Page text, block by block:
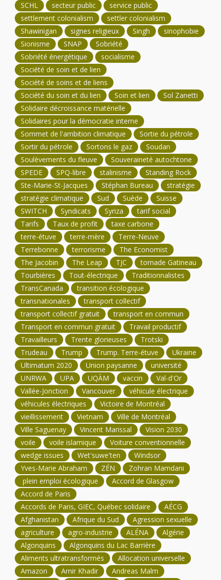
SCHL
secteur public
service public
settlement colonialism
settler colonialism
Shawinigan
signes religieux Singh
sinophobie
Sionisme
SNAP
Sobriété
Sobriété énergétique
socialisme
Société de soin et de lien
Société de soins et de liens
Société du soin et du lien
Soin et lien
Sol Zanetti
Solidaire décroissance matérielle
Solidaires pour la démocratie interne
Sommet de l'ambition climatique
Sortie du pétrole
Sortir du pétrole
Sortons le gaz
Soudan
Soulèvements du fleuve
Souveraineté autochtone
SPEDE
SPQ-libre stalinisme
Standing Rock
Ste-Marie-St-Jacques
Stéphan Bureau
stratégie
stratégie climatique
Sud Suède
Suisse
SWITCH
Syndicats Syriza
tarif social
Tarifs
Taux de profit
taxe carbone
terre-étuve
terre-mère
Terre-Neuve
Terrebonne
terrorisme
The Economist
The Jacobin
The Leap TJC
tornade Gatineau
Tourbières
Tout-électrique
Traditionnalistes
TransCanada
transition écologique
transnationales
transport collectif
transport collectif gratuit
transport en commun
Transport en commun gratuit
Travail productif
Travailleurs
Trente glorieuses
Trotski
Trudeau
Trump Trump. Terre-étuve
Ukraine
Ultimatum 2020
Union paysanne
université
UNRWA
UPA UQÀM vaccin
Val-d'Or
Vallée-Jonction
Vancouver
véhicule électrique
véhicules électriques
Victoire de Montréal
vieillissement
Vietnam
Ville de Montréal
Ville Saguenay
Vincent Marissal
Vision 2030
voile
voile islamique
Voiture conventionnelle
wedge issues
Wet'suwe'ten
Windsor
Yves-Marie Abraham
ZÉN
Zohran Mamdani
plein emploi écologique
Accord de Glasgow
Accord de Paris
Accords de Paris, GIEC, Québec solidaire
AÉCG
Afghanistan
Afrique du Sud
Agression sexuelle
agriculture
agro-industrie ALÉNA
Algérie
Algonquins
Algonquins du Lac Barrière
Aliments ultratransformés
Allocation universelle
Amazon
Amir Khadir
Andreas Malm